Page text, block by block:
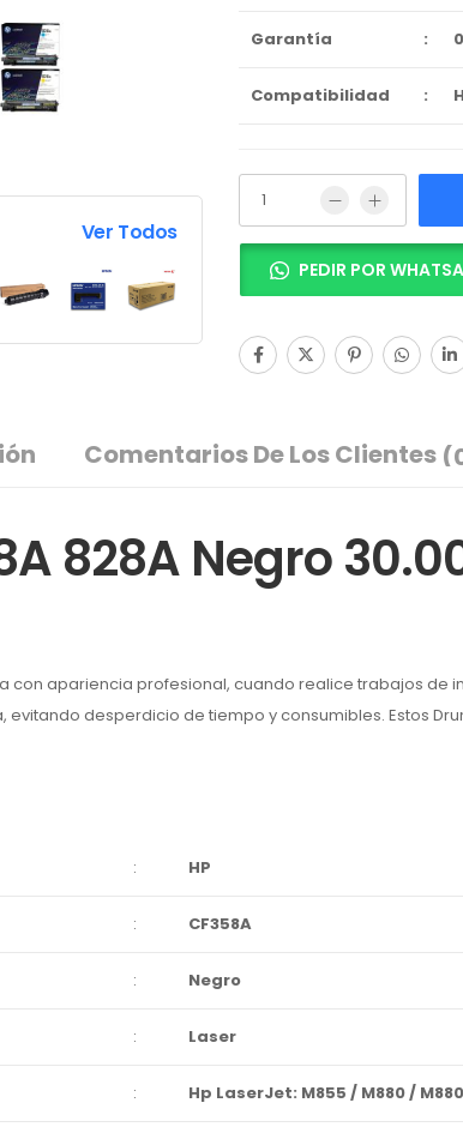
Ver Todos
Garantía :
Compatibilidad :
PEDIR POR
Comentarios De Los Clientes
828A Negro
con apariencia profesional, cuando realice trabajos de
evitando desperdicio de tiempo y consumibles. Estos
: HP
: CF358A
: Negro
: Laser
: Hp LaserJet: M855 / M880 /